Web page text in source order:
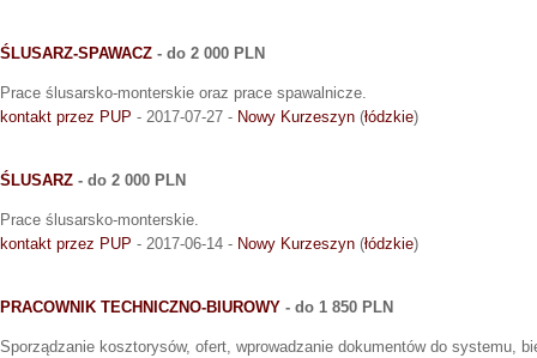
ŚLUSARZ-SPAWACZ - do 2 000 PLN
Prace ślusarsko-monterskie oraz prace spawalnicze.
kontakt przez PUP - 2017-07-27 - Nowy Kurzeszyn (łódzkie)
ŚLUSARZ - do 2 000 PLN
Prace ślusarsko-monterskie.
kontakt przez PUP - 2017-06-14 - Nowy Kurzeszyn (łódzkie)
PRACOWNIK TECHNICZNO-BIUROWY - do 1 850 PLN
Sporządzanie kosztorysów, ofert, wprowadzanie dokumentów do systemu,